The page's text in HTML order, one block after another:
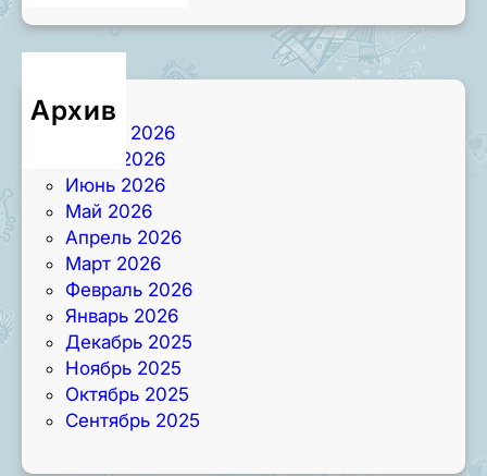
Архив
Август 2026
Июль 2026
Июнь 2026
Май 2026
Апрель 2026
Март 2026
Февраль 2026
Январь 2026
Декабрь 2025
Ноябрь 2025
Октябрь 2025
Сентябрь 2025